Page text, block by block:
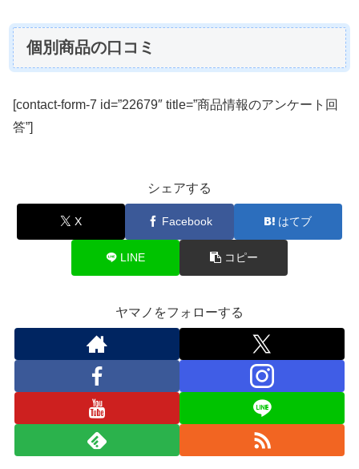
個別商品の口コミ
[contact-form-7 id=”22679″ title=”商品情報のアンケート回
答”]
シェアする
X Facebook はてブ
LINE コピー
ヤマノをフォローする